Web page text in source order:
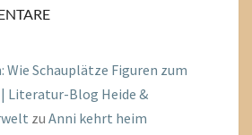
Wie Schauplätze Figuren zum
Literatur-Blog Heide &
zu Anni kehrt heim